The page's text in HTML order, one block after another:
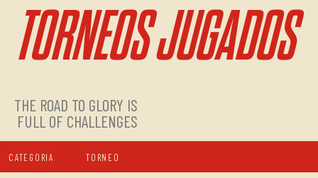
TORNEOS JUGADOS
THE ROAD TO GLORY IS
FULL OF CHALLENGES
CATEGORIA TORNEO